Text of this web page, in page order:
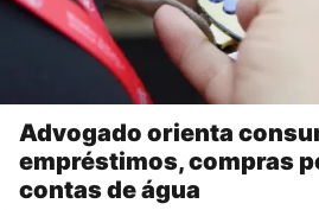
Advogado orienta
empréstimos, compras
contas de água